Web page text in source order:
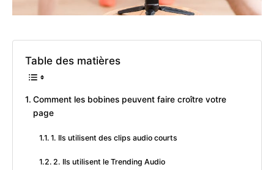
Table des matières
Comment les bobines peuvent faire croître votre
page
1. Ils utilisent des clips audio courts
2. Ils utilisent le Trending Audio